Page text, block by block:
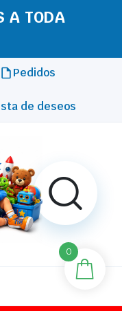
A TODA
Pedidos
de deseos
0